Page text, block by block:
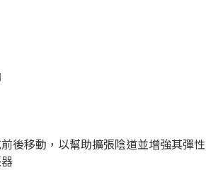
後移動，以幫助擴張陰道並增強其彈性